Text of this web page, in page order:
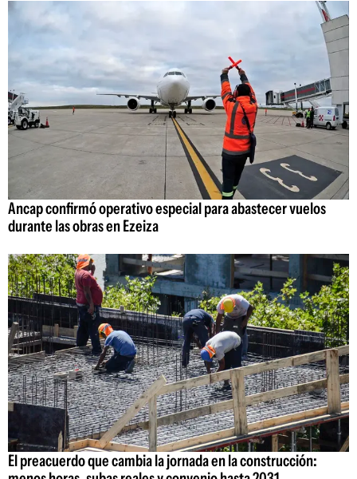
Ancap confirmó operativo especial para abastecer vuelos
durante las obras en Ezeiza
El preacuerdo que cambia la jornada en la construcción: